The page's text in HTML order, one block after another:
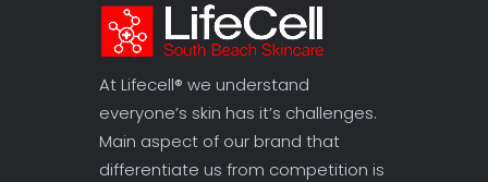
At Lifecell® we understand
everyone’s skin has it’s challenges.
Main aspect of our brand that
differentiate us from competition is